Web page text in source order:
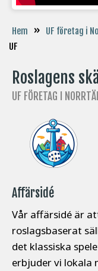
Hem » UF företag i
UF
Roslagens
UF FÖRETAG I
Affärsidé
Vår affärsidé är
roslagsbaserat
det klassiska
erbjuder vi lokala